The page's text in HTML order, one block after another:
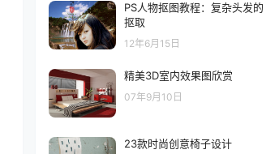
PS人物抠图教程：复杂头发的
抠取
12年6月15日
精美3D室内效果图欣赏
07年9月10日
23款时尚创意椅子设计